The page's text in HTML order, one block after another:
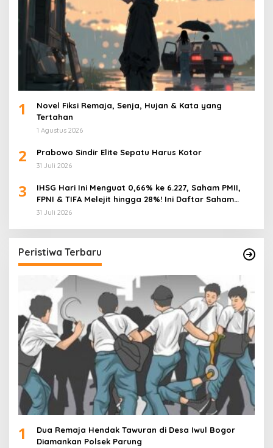
1
Novel Fiksi Remaja, Senja, Hujan & Kata yang
Tertahan
1 Agustus 2026
2 Prabowo Sindir Elite Sepatu Harus Kotor
31 Juli 2026
3
IHSG Hari Ini Menguat 0,66% ke 6.227, Saham PMII,
FPNI & TIFA Melejit hingga 28%! Ini Daftar Saham
Paling Cuan & Volume Tertinggi 31 Juli 2026
31 Juli 2026
Peristiwa Terbaru
1
Dua Remaja Hendak Tawuran di Desa Iwul Bogor
Diamankan Polsek Parung